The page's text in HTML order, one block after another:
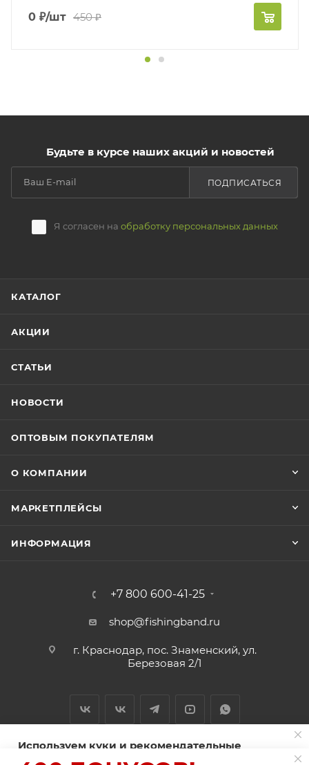
0 ₽/шт 450₽
Будьте в курсе наших акций и новостей
Я согласен на обработку персональных данных
ПОДПИСАТЬСЯ
КАТАЛОГ
АКЦИИ
СТАТЬИ
НОВОСТИ
ОПТОВЫМ ПОКУПАТЕЛЯМ
О КОМПАНИИ
МАРКЕТПЛЕЙСЫ
ИНФОРМАЦИЯ
+7 800 600-41-25
shop@fishingband.ru
г. Краснодар, пос. Знаменский, ул.
Березовая 2/1
Используем куки и рекомендательные